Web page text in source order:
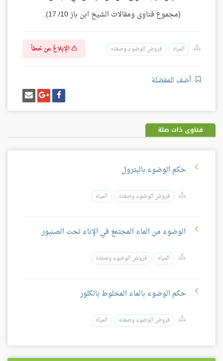
(مجموع فتاوى ومقالات الشيخ ابن باز 10/ 17).
المياه فروض الوضوء وصفته الإبلاغ عن خطأ
أضف للمفضلة
شارك
على
فيسبوك
شارك
على
غوغل
بلس
إرسل
إيميل
فتاوى ذات صلة
حكم الوضوء بالبترول
فروض الوضوء وصفته المياه
الوضوء من الماء المجتمع في الإناء تحت الصنبور
المياه فروض الوضوء وصفته
حكم الوضوء بالماء المخلوط بالكلور
فروض الوضوء وصفته المياه